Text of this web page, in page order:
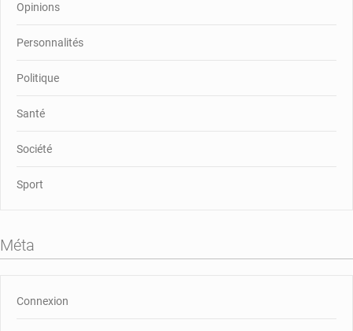
Opinions
Personnalités
Politique
Santé
Société
Sport
Méta
Connexion